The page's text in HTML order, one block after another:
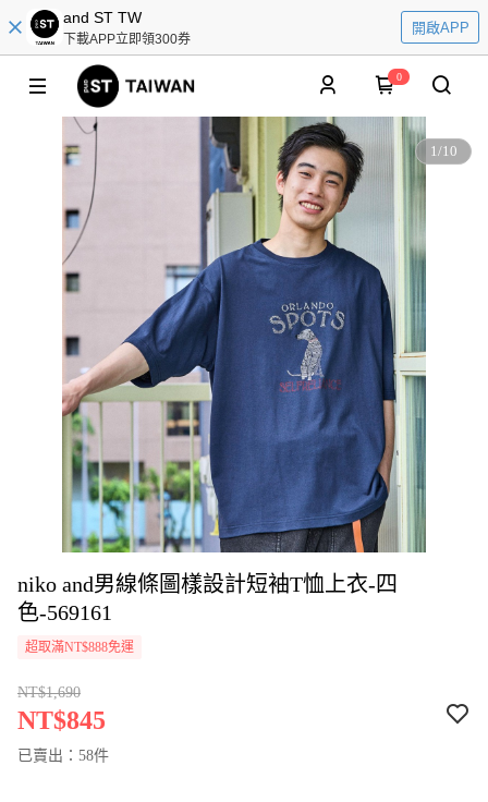
and ST TW
下載APP立即領300券
開啟APP
0
1/10
niko and男線條圖樣設計短袖T恤上衣-四
色-569161
超取滿NT$888免運
NT$1,690
NT$845
已賣出：58件